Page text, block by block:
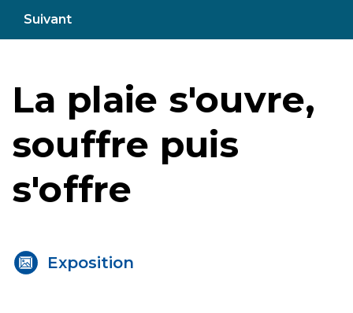
Suivant
La plaie s'ouvre,
souffre puis
s'offre
Exposition